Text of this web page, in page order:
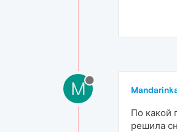
M
По какой
решила